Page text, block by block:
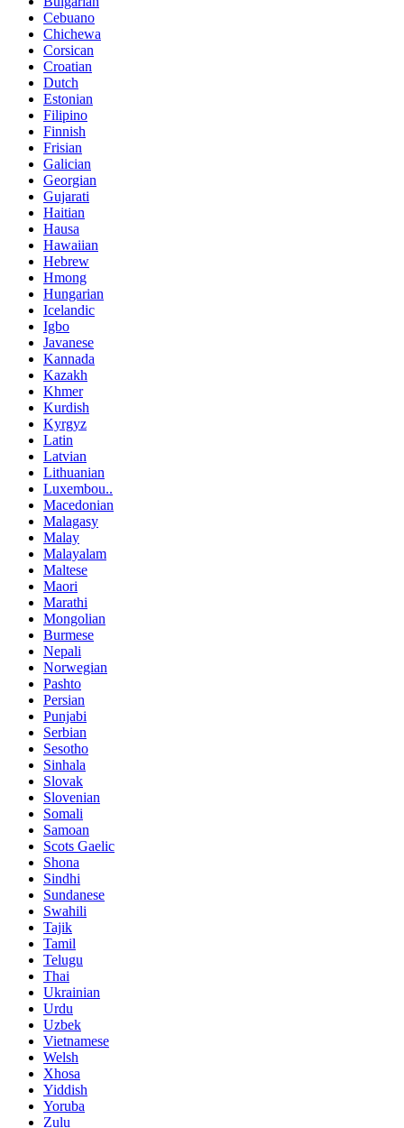
Cebuano
Chichewa
Corsican
Croatian
Dutch
Estonian
Filipino
Finnish
Frisian
Galician
Georgian
Gujarati
Haitian
Hausa
Hawaiian
Hebrew
Hmong
Hungarian
Icelandic
Igbo
Javanese
Kannada
Kazakh
Khmer
Kurdish
Kyrgyz
Latin
Latvian
Lithuanian
Luxembou..
Macedonian
Malagasy
Malay
Malayalam
Maltese
Maori
Marathi
Mongolian
Burmese
Nepali
Norwegian
Pashto
Persian
Punjabi
Serbian
Sesotho
Sinhala
Slovak
Slovenian
Somali
Samoan
Scots Gaelic
Shona
Sindhi
Sundanese
Swahili
Tajik
Tamil
Telugu
Thai
Ukrainian
Urdu
Uzbek
Vietnamese
Welsh
Xhosa
Yiddish
Yoruba
Zulu